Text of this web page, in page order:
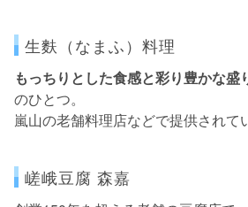
生麩（なまふ）料理
もっちりとした食感と彩り豊かな盛
のひとつ。
嵐山の老舗料理店などで提供されて
嵯峨豆腐 森嘉